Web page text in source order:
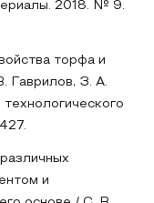
2018. № 9.
торфа и
Гаврилов, З. А.
и